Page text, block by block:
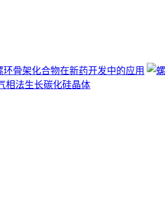
环骨架化合物在新药开发中的应用